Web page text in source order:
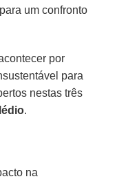
um confronto
por
para
nestas três
.
na